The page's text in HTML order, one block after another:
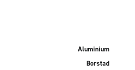
Aluminium
Borstad